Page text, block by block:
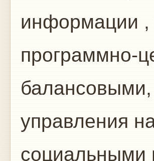
информации ,
программно-
управления
социальными